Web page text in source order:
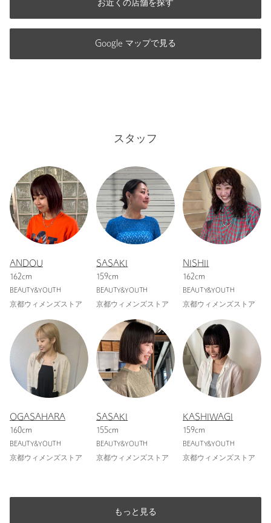
お近くの店舗を探す
Google マップで見る
スタッフ
ANDOU
162cm
BEAUTY&YOUTH
京都ウィメンズストア
SASAKI
159cm
BEAUTY&YOUTH
京都ウィメンズストア
NISHII
162cm
BEAUTY&YOUTH
京都ウィメンズストア
OGASAHARA
160cm
BEAUTY&YOUTH
京都ウィメンズストア
SASAKI
155cm
BEAUTY&YOUTH
京都ウィメンズストア
KASHIWAGI
159cm
BEAUTY&YOUTH
京都ウィメンズストア
もっと見る